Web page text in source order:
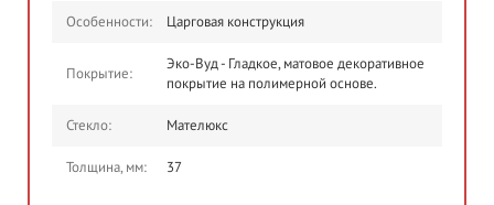
Особенности: Царговая конструкция
Покрытие:
Эко-Вуд - Гладкое, матовое декоративное
покрытие на полимерной основе.
Стекло: Мателюкс
Толщина, мм: 37